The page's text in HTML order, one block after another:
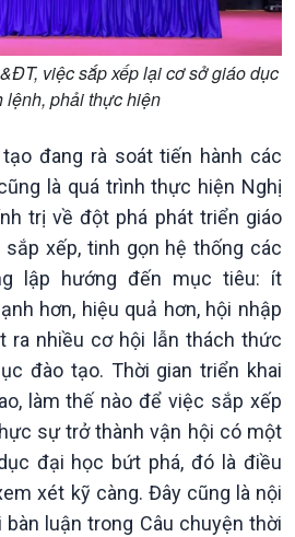
Tin Nông nghiệp & Biển
đảo
Mùa vàng
Biển đảo Việt Nam
Tâm tình biên giới và hải
đảo
Tìm hiểu biển, đảo Việt
Nam
Khoa học & Công nghệ
việc sắp xếp lại cơ sở giáo dục
lệnh, phải thực hiện
đang rà soát tiến hành các
là quá trình thực hiện Nghị
trị về đột phá phát triển giáo
xếp, tinh gọn hệ thống các
lập hướng đến mục tiêu: ít
hơn, hiệu quả hơn, hội nhập
ra nhiều cơ hội lẫn thách thức
đào tạo. Thời gian triển khai
làm thế nào để việc sắp xếp
sự trở thành vận hội có một
đại học bứt phá, đó là điều
xét kỹ càng. Đây cũng là nội
luận trong Câu chuyện thời